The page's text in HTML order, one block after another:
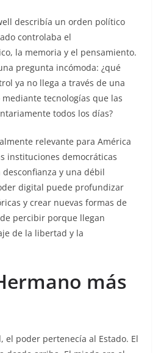
describía un orden político
controlaba el
la memoria y el pensamiento.
pregunta incómoda: ¿qué
ya no llega a través de una
tecnologías que las
todos los días?
relevante para América
instituciones democráticas
y una débil
digital puede profundizar
y crear nuevas formas de
percibir porque llegan
de la libertad y la
más
el poder pertenecía al Estado. El